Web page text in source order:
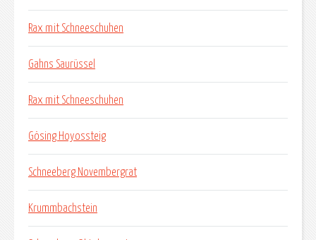
Rax mit Schneeschuhen
Gahns Saurüssel
Rax mit Schneeschuhen
Gösing Hoyossteig
Schneeberg Novembergrat
Krummbachstein